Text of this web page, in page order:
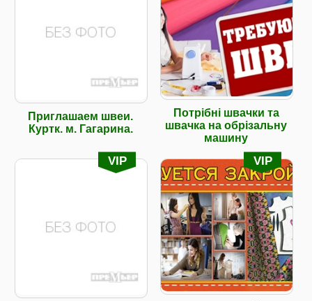
Приглашаем швеи.
Куртк. м. Гагарина.
Потрібні швачки та
швачка на обрізальну
машину
VIP VIP